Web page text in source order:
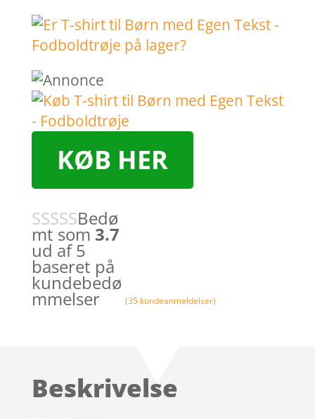
KØB HER
Bedø
mt som 3.7
ud af 5
baseret på
kundebedø
mmelser (35 kundeanmeldelser)
Beskrivelse